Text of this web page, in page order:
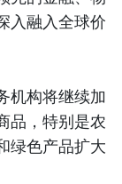
入融入全球价
机构将继续加
品，特别是农
绿色产品扩大